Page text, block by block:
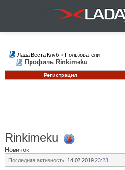
Лада Веста Клуб > Пользователи
Профиль Rinkimeku
Регистрация
Rinkimeku
Новичок
Последняя активность: 14.02.2019 23:23